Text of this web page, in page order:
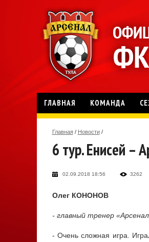
ГЛАВНАЯ КОМАНДА
Главная / Новости /
6 тур. Енисей –
02.09.2018 18:56 3262
Олег КОНОНОВ
- главный тренер
- Очень сложная игра.